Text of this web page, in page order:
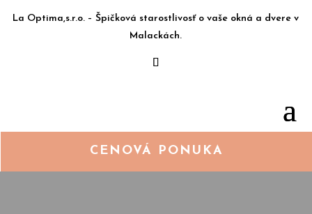
La Optima,s.r.o. – Špičková starostlivosť o vaše okná a dvere v
Malackách.
CENOVÁ PONUKA